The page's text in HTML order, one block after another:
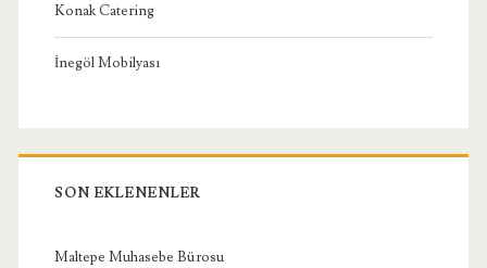
Konak Catering
İnegöl Mobilyası
SON EKLENENLER
Maltepe Muhasebe Bürosu